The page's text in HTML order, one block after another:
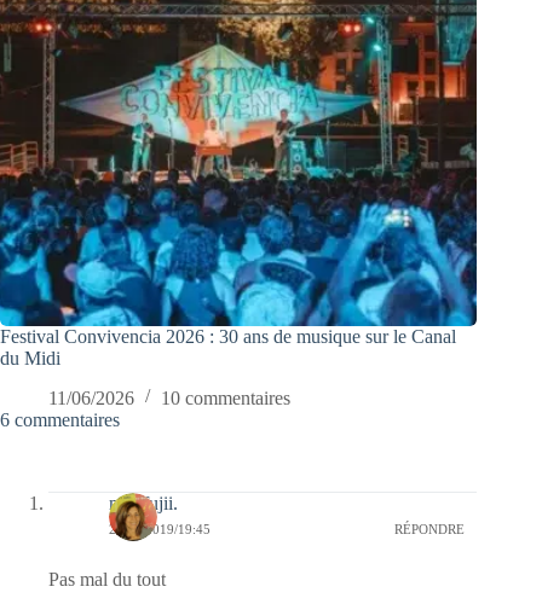
Festival Convivencia 2026 : 30 ans de musique sur le Canal
du Midi
11/06/2026
10 commentaires
6 commentaires
missfujii.
24/02/2019/19:45 RÉPONDRE
Pas mal du tout